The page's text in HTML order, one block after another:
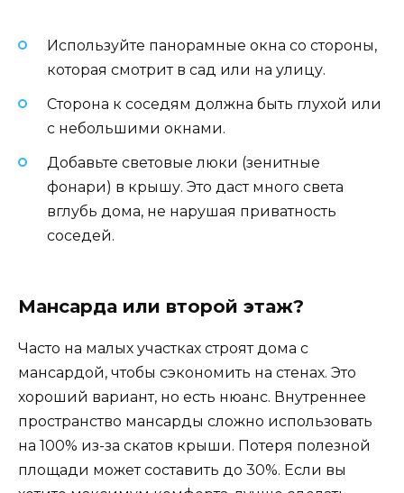
Используйте панорамные окна со стороны,
которая смотрит в сад или на улицу.
Сторона к соседям должна быть глухой или
с небольшими окнами.
Добавьте световые люки (зенитные
фонари) в крышу. Это даст много света
вглубь дома, не нарушая приватность
соседей.
Мансарда или второй этаж?
Часто на малых участках строят дома с
мансардой, чтобы сэкономить на стенах. Это
хороший вариант, но есть нюанс. Внутреннее
пространство мансарды сложно использовать
на 100% из-за скатов крыши. Потеря полезной
площади может составить до 30%. Если вы